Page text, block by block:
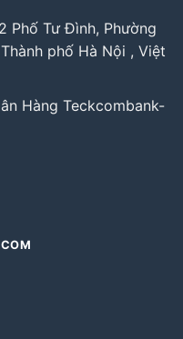
Phố Tư Đình, Phường
phố Hà Nội , Việt
Hàng Teckcombank-